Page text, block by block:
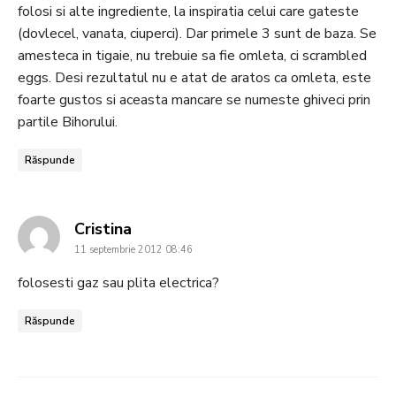
folosi si alte ingrediente, la inspiratia celui care gateste
(dovlecel, vanata, ciuperci). Dar primele 3 sunt de baza. Se
amesteca in tigaie, nu trebuie sa fie omleta, ci scrambled
eggs. Desi rezultatul nu e atat de aratos ca omleta, este
foarte gustos si aceasta mancare se numeste ghiveci prin
partile Bihorului.
Răspunde
Cristina
11 septembrie 2012 08:46
folosesti gaz sau plita electrica?
Răspunde